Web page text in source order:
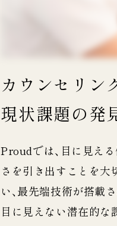
カウンセリン
現状課題の発
Proudでは、目に見え
さを引き出すことを大
い、最先端技術が搭載
目に見えない潜在的な